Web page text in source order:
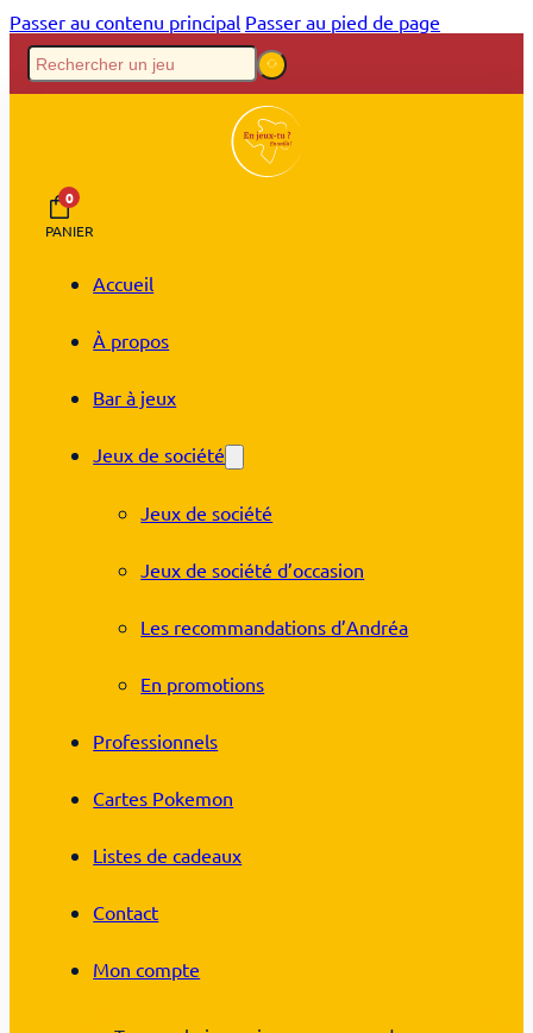
Passer au contenu principal Passer au pied de page
0
PANIER
Accueil
À propos
Bar à jeux
Jeux de société
Jeux de société
Jeux de société d’occasion
Les recommandations d’Andréa
En promotions
Professionnels
Cartes Pokemon
Listes de cadeaux
Contact
Mon compte